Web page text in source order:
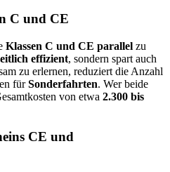
C und CE
Klassen C und CE parallel zu
effizient, sondern spart auch
zu erlernen, reduziert die Anzahl
fürSonderfahrten. Wer beide
von etwa 2.300 bis
CE und